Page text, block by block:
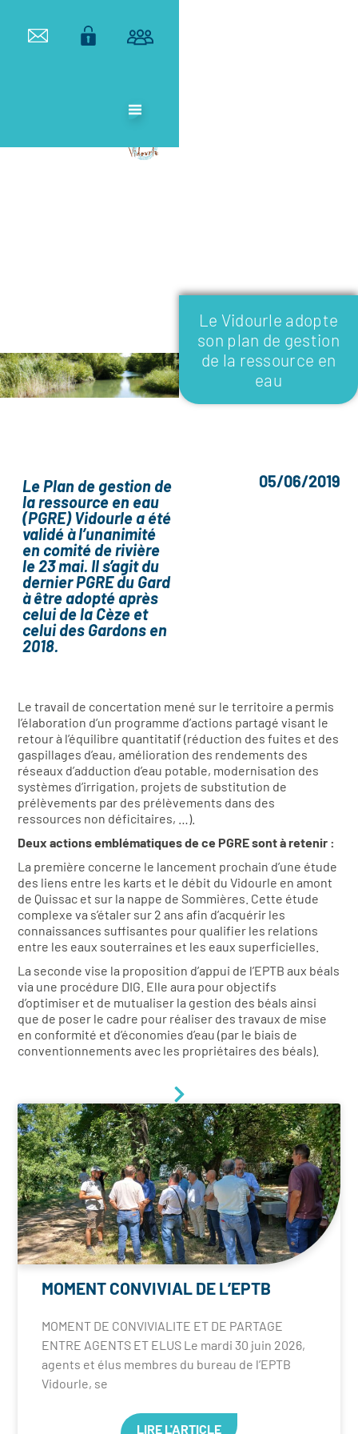
PUBLIC
TERRITORIAL
Le Vidourle adopte
son plan de gestion
de la ressource en
eau
Le Plan de gestion de
la ressource en eau
(PGRE) Vidourle a été
validé à l’unanimité
en comité de rivière
le 23 mai. Il s’agit du
dernier PGRE du Gard
à être adopté après
celui de la Cèze et
celui des Gardons en
2018.
05/06/2019
Le travail de concertation mené sur le territoire a permis
l’élaboration d’un programme d’actions partagé visant le
retour à l’équilibre quantitatif (réduction des fuites et des
gaspillages d’eau, amélioration des rendements des
réseaux d’adduction d’eau potable, modernisation des
systèmes d’irrigation, projets de substitution de
prélèvements par des prélèvements dans des
ressources non déficitaires, …).
Deux actions emblématiques de ce PGRE sont à retenir :
La première concerne le lancement prochain d’une étude
des liens entre les karts et le débit du Vidourle en amont
de Quissac et sur la nappe de Sommières. Cette étude
complexe va s’étaler sur 2 ans afin d’acquérir les
connaissances suffisantes pour qualifier les relations
entre les eaux souterraines et les eaux superficielles.
La seconde vise la proposition d’appui de l’EPTB aux béals
via une procédure DIG. Elle aura pour objectifs
d’optimiser et de mutualiser la gestion des béals ainsi
que de poser le cadre pour réaliser des travaux de mise
en conformité et d’économies d’eau (par le biais de
conventionnements avec les propriétaires des béals).
MOMENT CONVIVIAL DE L’EPTB
MOMENT DE CONVIVIALITE ET DE PARTAGE
ENTRE AGENTS ET ELUS Le mardi 30 juin 2026,
agents et élus membres du bureau de l’EPTB
Vidourle, se
LIRE L'ARTICLE